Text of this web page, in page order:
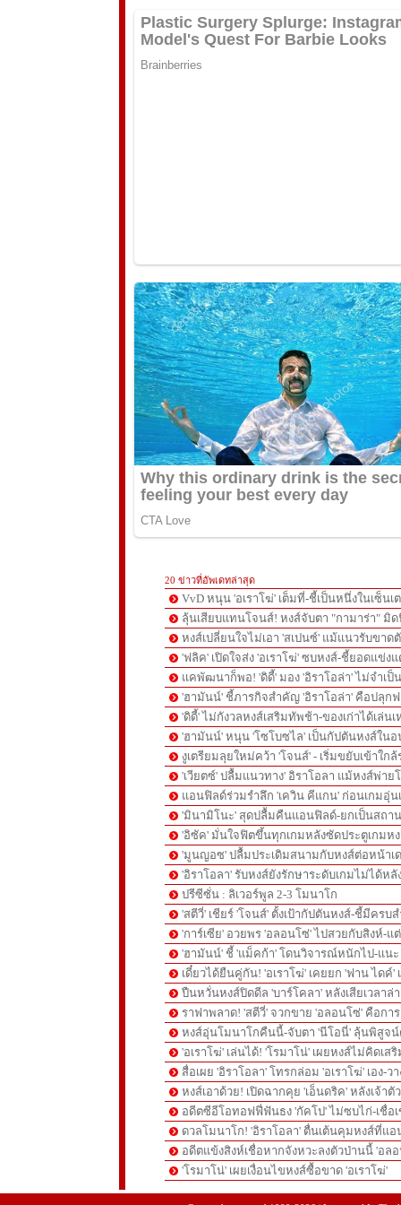
20 ข่าวที่อัพเดทล่าสุด
VvD หนุน 'อเราโฆ่' เต็มที่-ชี้เป็นหนึ่งในเซ็นเ
ลุ้นเสียบแทนโจนส์! หงส์จับตา "กามาร่า" มิ
หงส์เปลี่ยนใจไม่เอา 'สเปนซ์' แม้แนวรับขาด
'ฟลิค' เปิดใจส่ง 'อเราโฆ่' ซบหงส์-ชี้ยอดแข่ง
แคพัฒนาก็พอ! 'ดิดี้' มอง 'อิราโอล่า' ไม่จำเป็
'ฮามันน์' ชี้ภารกิจสำคัญ 'อิราโอล่า' คือปลุกฟ
'ดิดี้' ไม่กังวลหงส์เสริมทัพช้า-ของเก่าได้เล่น
'ฮามันน์' หนุน 'โซโบซไล' เป็นกัปตันหงส์ในอ
งูเตรียมลุยใหม่คว้า 'โจนส์' - เริ่มขยับเข้าใก
'เวียตซ์' ปลื้มแนวทาง' อิราโอลา แม้หงส์พ่าย
แอนฟิลด์ร่วมรำลึก 'เควิน คีแกน' ก่อนเกมอุ่น
'มินามิโนะ' สุดปลื้มคืนแอนฟิลด์-ยกเป็นสถา
'อิซัค' มั่นใจฟิตขึ้นทุกเกมหลังซัดประตูเกมห
'มูนญอซ' ปลื้มประเดิมสนามกับหงส์ต่อหน้าเ
'อิราโอลา' รับหงส์ยังรักษาระดับเกมไม่ได้หลั
ปรีซีซั่น : ลิเวอร์พูล 2-3 โมนาโก
'สตีวี่' เชียร์ 'โจนส์' ตั้งเป้ากัปตันหงส์-ชี้มีครบ
'การ์เซีย' อวยพร 'อลอนโซ่' ไปสวยกับสิงห์-แ
'ฮามันน์' ชี้ 'แม็คก้า' โดนวิจารณ์หนักไป-แนะ
เดี๋ยวได้ยืนคู่กัน! 'อเราโฆ่' เคยยก 'ฟาน ไดค์'
ปืนหวั่นหงส์ปิดดีล 'บาร์โคลา' หลังเสียเวลาล่
ราฟาพลาด! 'สตีวี่' จวกขาย 'อลอนโซ่' คือกา
หงส์อุ่นโมนาโกคืนนี้-จับตา 'นีโอนี่' ลุ้นพิสูจน์
'อเราโฆ่' เล่นได้! 'โรมาโน่' เผยหงส์ไม่คิดเส
สื่อเผย 'อิราโอลา' โทรกล่อม 'อเราโฆ่' เอง-ว
หงส์เอาด้วย! เปิดฉากคุย 'เอ็นดริค' หลังเจ้า
อดีตซีอีโอทอฟฟี่ฟันธง 'กัคโป' ไม่ซบไก่-เชื่อเ
ดวลโมนาโก! 'อิราโอลา' ตื่นเต้นคุมหงส์ที่แ
อดีตแข้งสิงห์เชื่อหากจังหวะลงตัวป่านนี้ 'อล
'โรมาโน่' เผยเงื่อนไขหงส์ซื้อขาด 'อเราโฆ่'